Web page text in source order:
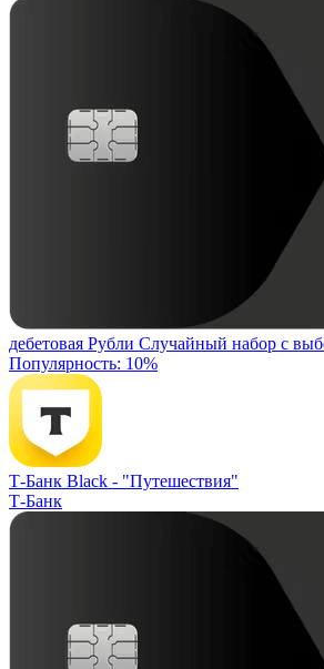
дебетовая Рубли Случайный набор с
Популярность: 10%
Т-Банк Black - "Путешествия"
Т-Банк